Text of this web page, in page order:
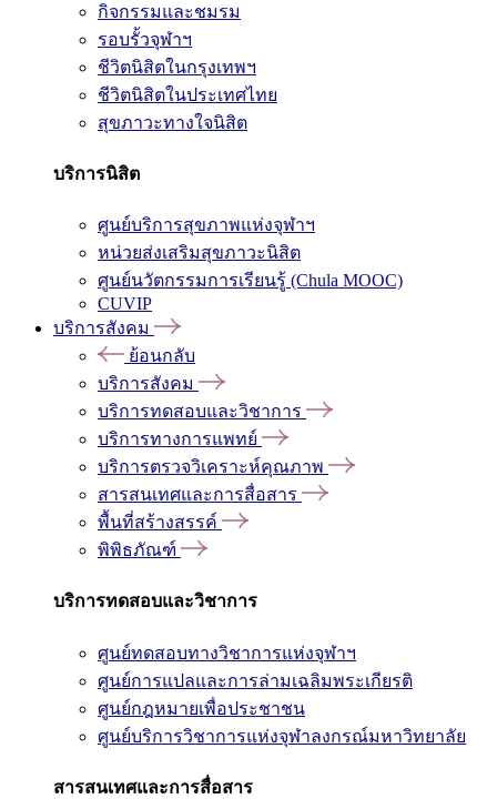
กิจกรรมและชมรม
รอบรั้วจุฬาฯ
ชีวิตนิสิตในกรุงเทพฯ
ชีวิตนิสิตในประเทศไทย
สุขภาวะทางใจนิสิต
บริการนิสิต
ศูนย์บริการสุขภาพแห่งจุฬาฯ
หน่วยส่งเสริมสุขภาวะนิสิต
ศูนย์นวัตกรรมการเรียนรู้ (Chula MOOC)
CUVIP
บริการสังคม
ย้อนกลับ
บริการสังคม
บริการทดสอบและวิชาการ
บริการทางการแพทย์
บริการตรวจวิเคราะห์คุณภาพ
สารสนเทศและการสื่อสาร
พื้นที่สร้างสรรค์
พิพิธภัณฑ์
บริการทดสอบและวิชาการ
ศูนย์ทดสอบทางวิชาการแห่งจุฬาฯ
ศูนย์การแปลและการล่ามเฉลิมพระเกียรติ
ศูนย์กฎหมายเพื่อประชาชน
ศูนย์บริการวิชาการแห่งจุฬาลงกรณ์มหาวิทยาลัย
สารสนเทศและการสื่อสาร